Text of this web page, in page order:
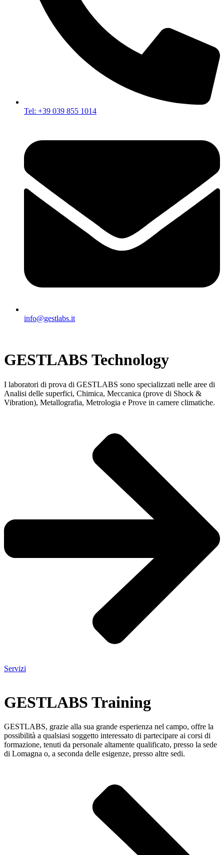
Tel: +39 039 855 1014
info@gestlabs.it
GESTLABS Technology
I laboratori di prova di GESTLABS sono specializzati nelle aree di
Analisi delle superfici, Chimica, Meccanica (prove di Shock &
Vibration), Metallografia, Metrologia e Prove in camere climatiche.
Servizi
GESTLABS Training
GESTLABS, grazie alla sua grande esperienza nel campo, offre la
possibilità a qualsiasi soggetto interessato di partecipare ai corsi di
formazione, tenuti da personale altamente qualificato, presso la sede
di Lomagna o, a seconda delle esigenze, presso altre sedi.